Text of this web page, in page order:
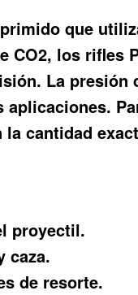
que
los rifles
La
cantidad
proyectil.
caza.
de resorte.